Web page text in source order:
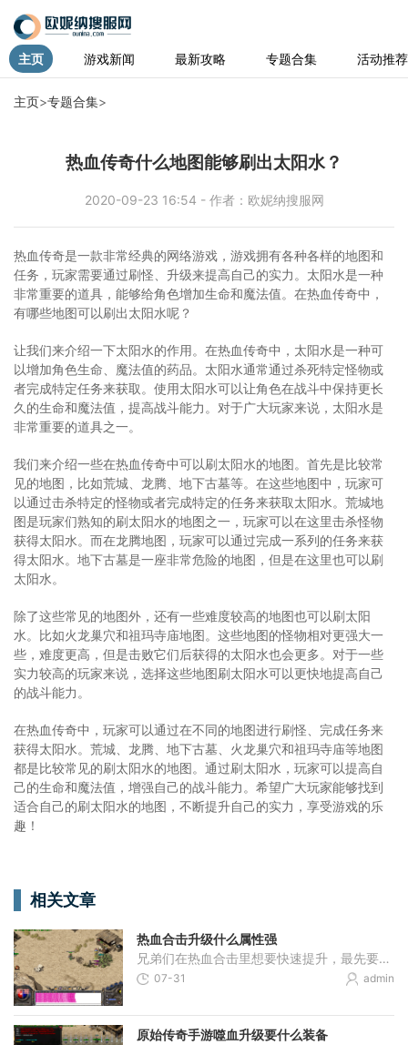
主页 游戏新闻 最新攻略 专题合集 活动推荐
主页>专题合集>
热血传奇什么地图能够刷出太阳水？
2020-09-23 16:54 - 作者：欧妮纳搜服网
热血传奇是一款非常经典的网络游戏，游戏拥有各种各样的地图和
任务，玩家需要通过刷怪、升级来提高自己的实力。太阳水是一种
非常重要的道具，能够给角色增加生命和魔法值。在热血传奇中，
有哪些地图可以刷出太阳水呢？
让我们来介绍一下太阳水的作用。在热血传奇中，太阳水是一种可
以增加角色生命、魔法值的药品。太阳水通常通过杀死特定怪物或
者完成特定任务来获取。使用太阳水可以让角色在战斗中保持更长
久的生命和魔法值，提高战斗能力。对于广大玩家来说，太阳水是
非常重要的道具之一。
我们来介绍一些在热血传奇中可以刷太阳水的地图。首先是比较常
见的地图，比如荒城、龙腾、地下古墓等。在这些地图中，玩家可
以通过击杀特定的怪物或者完成特定的任务来获取太阳水。荒城地
图是玩家们熟知的刷太阳水的地图之一，玩家可以在这里击杀怪物
获得太阳水。而在龙腾地图，玩家可以通过完成一系列的任务来获
得太阳水。地下古墓是一座非常危险的地图，但是在这里也可以刷
太阳水。
除了这些常见的地图外，还有一些难度较高的地图也可以刷太阳
水。比如火龙巢穴和祖玛寺庙地图。这些地图的怪物相对更强大一
些，难度更高，但是击败它们后获得的太阳水也会更多。对于一些
实力较高的玩家来说，选择这些地图刷太阳水可以更快地提高自己
的战斗能力。
在热血传奇中，玩家可以通过在不同的地图进行刷怪、完成任务来
获得太阳水。荒城、龙腾、地下古墓、火龙巢穴和祖玛寺庙等地图
都是比较常见的刷太阳水的地图。通过刷太阳水，玩家可以提高自
己的生命和魔法值，增强自己的战斗能力。希望广大玩家能够找到
适合自己的刷太阳水的地图，不断提升自己的实力，享受游戏的乐
趣！
相关文章
热血合击升级什么属性强
兄弟们在热血合击里想要快速提升，最先要关注的就是攻击属性的强化。不论是战士的物理攻击、法师的魔法攻击还是道士的道术攻击，直接提升输出能力都是最实选择。高攻击能让你
07-31 admin
原始传奇手游噬血升级要什么装备